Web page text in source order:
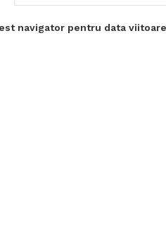
navigator pentru data